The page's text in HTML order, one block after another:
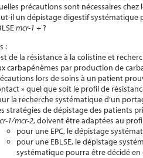
précautions sont nécessaires chez
il un dépistage digestif systématique
mcr-1 + ?
:
de la résistance à la colistine et
carbapénèmes par production de
lors de soins à un patient
» quel que soit le profil de
la recherche systématique d’un
stratégies de dépistage des patients
1/mcr-2, doivent être adaptées au
pour une EPC, le dépistage
pour une EBLSE, le dépistage
systématique pourra être décidé